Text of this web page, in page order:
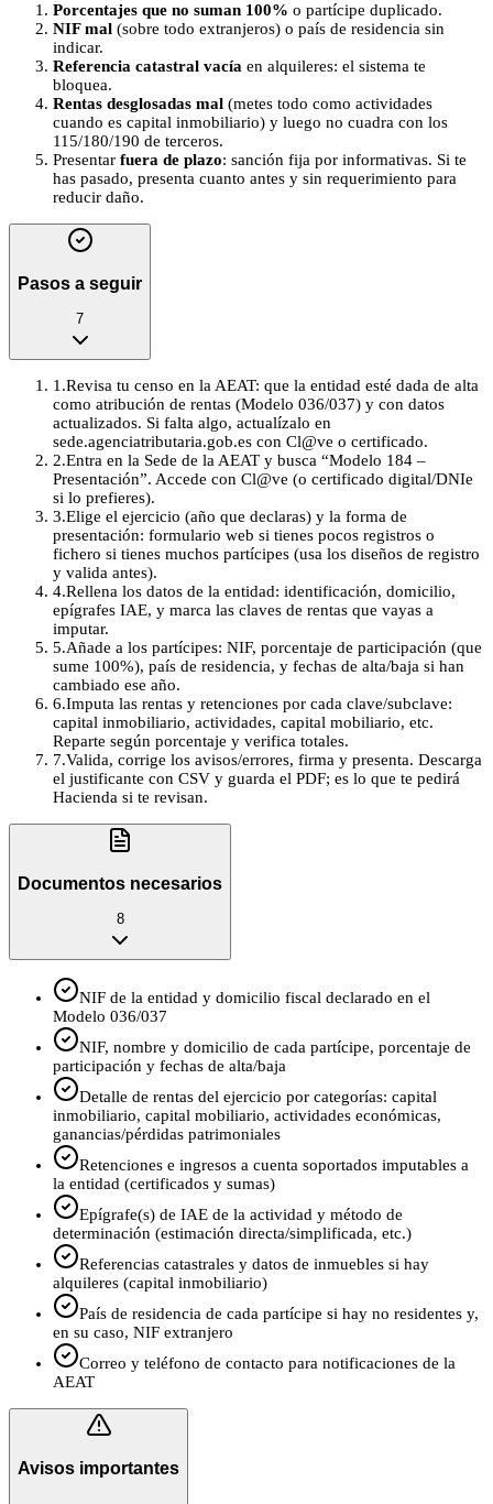
Porcentajes que no suman 100% o partícipe duplicado.
NIF mal (sobre todo extranjeros) o país de residencia sin
indicar.
Referencia catastral vacía en alquileres: el sistema te
bloquea.
Rentas desglosadas mal (metes todo como actividades
cuando es capital inmobiliario) y luego no cuadra con los
115/180/190 de terceros.
Presentar fuera de plazo: sanción fija por informativas. Si te
has pasado, presenta cuanto antes y sin requerimiento para
reducir daño.
Pasos a seguir
7
1 .Revisa tu censo en la AEAT: que la entidad esté dada de alta
como atribución de rentas (Modelo 036/037) y con datos
actualizados. Si falta algo, actualízalo en
sede.agenciatributaria.gob.es con Cl@ve o certificado.
2.Entra en la Sede de la AEAT y busca “Modelo 184 –
Presentación”. Accede con Cl@ve (o certificado digital/DNIe
si lo prefieres).
3.Elige el ejercicio (año que declaras) y la forma de
presentación: formulario web si tienes pocos registros o
fichero si tienes muchos partícipes (usa los diseños de registro
y valida antes).
4.Rellena los datos de la entidad: identificación, domicilio,
epígrafes IAE, y marca las claves de rentas que vayas a
imputar.
5.Añade a los partícipes: NIF, porcentaje de participación (que
sume 100%), país de residencia, y fechas de alta/baja si han
cambiado ese año.
6.Imputa las rentas y retenciones por cada clave/subclave:
capital inmobiliario, actividades, capital mobiliario, etc.
Reparte según porcentaje y verifica totales.
7.Valida, corrige los avisos/errores, firma y presenta. Descarga
el justificante con CSV y guarda el PDF; es lo que te pedirá
Hacienda si te revisan.
Documentos necesarios
8
NIF de la entidad y domicilio fiscal declarado en el
Modelo 036/037
NIF, nombre y domicilio de cada partícipe, porcentaje de
participación y fechas de alta/baja
Detalle de rentas del ejercicio por categorías: capital
inmobiliario, capital mobiliario, actividades económicas,
ganancias/pérdidas patrimoniales
Retenciones e ingresos a cuenta soportados imputables a
la entidad (certificados y sumas)
Epígrafe(s) de IAE de la actividad y método de
determinación (estimación directa/simplificada, etc.)
Referencias catastrales y datos de inmuebles si hay
alquileres (capital inmobiliario)
País de residencia de cada partícipe si hay no residentes y,
en su caso, NIF extranjero
Correo y teléfono de contacto para notificaciones de la
AEAT
Avisos importantes